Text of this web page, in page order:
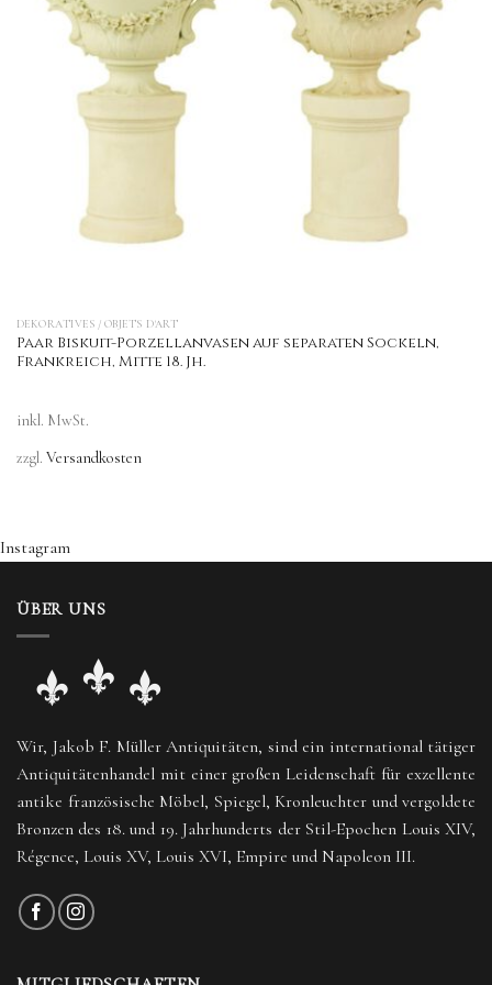
DEKORATIVES / OBJETS D'ART
Paar Biskuit-Porzellanvasen auf separaten Sockeln,
Frankreich, Mitte 18. Jh.
inkl. MwSt.
zzgl. Versandkosten
Instagram
ÜBER UNS
Wir, Jakob F. Müller Antiquitäten, sind ein international tätiger
Antiquitätenhandel mit einer großen Leidenschaft für exzellente
antike französische Möbel, Spiegel, Kronleuchter und vergoldete
Bronzen des 18. und 19. Jahrhunderts der Stil-Epochen Louis XIV,
Régence, Louis XV, Louis XVI, Empire und Napoleon III.